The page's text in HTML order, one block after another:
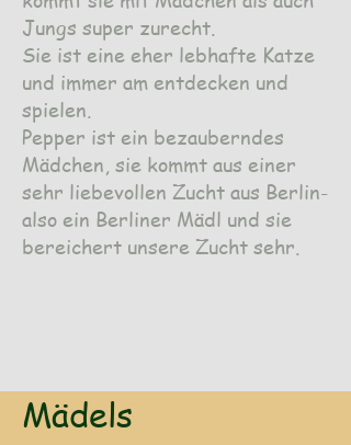
Jungs super zurecht.
Sie ist eine eher lebhafte Katze
und immer am entdecken und
spielen.
Pepper ist ein bezauberndes
Mädchen, sie kommt aus einer
sehr liebevollen Zucht aus Berlin-
also ein Berliner Mädl und sie
bereichert unsere Zucht sehr.
Mädels